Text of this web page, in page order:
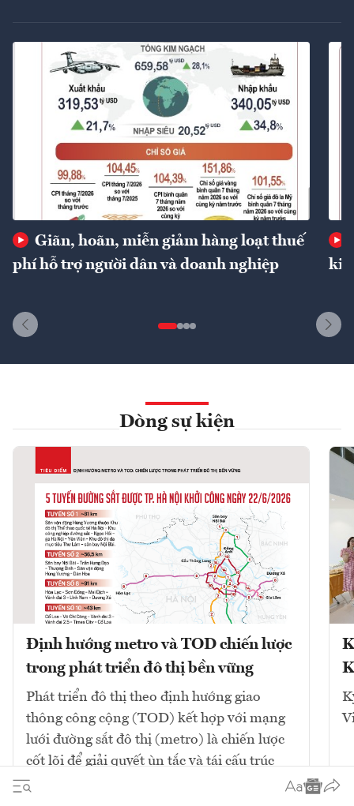
Giãn, hoãn, miễn giảm hàng loạt thuế
phí hỗ trợ người dân và doanh nghiệp
Dòng sự kiện
Định hướng metro và TOD chiến lược
trong phát triển đô thị bền vững
Phát triển đô thị theo định hướng giao
thông công cộng (TOD) kết hợp với mạng
lưới đường sắt đô thị (metro) là chiến lược
cốt lõi để giải quyết ùn tắc và tái cấu trúc
không gian. Mô hình này tập...